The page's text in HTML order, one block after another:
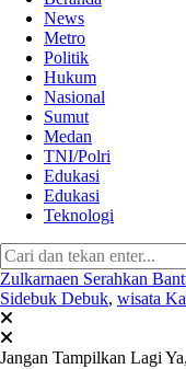
News
Metro
Politik
Hukum
Nasional
Sumut
Medan
TNI/Polri
Edukasi
Edukasi
Teknologi
Zulkarnaen Serahkan
Sidebuk Debuk, wisata
Jangan Tampilkan Lagi